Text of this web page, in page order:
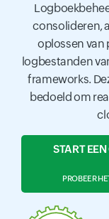
consolideren,
oplossen van
logbestanden
frameworks.
bedoeld om
START
PROBEER